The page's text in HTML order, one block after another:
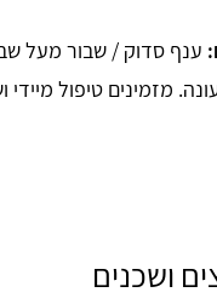
ענף סדוק / שבור מעל
מזמינים טיפול מיידי
ושכנים